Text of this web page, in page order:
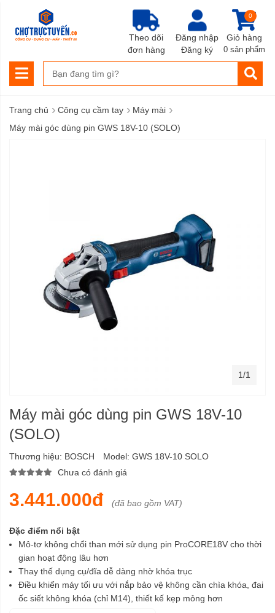
Đăng nhập
Đăng ký
Giỏ hàng
0
0 sản phẩm
Theo dõi
đơn hàng
Trang chủ › Công cụ cầm tay › Máy mài ›
Máy mài góc dùng pin GWS 18V-10 (SOLO)
Máy mài góc dùng pin GWS 18V-10
(SOLO)
Thương hiệu: BOSCH Model: GWS 18V-10 SOLO
Chưa có đánh giá
3.441.000đ (đã bao gồm VAT)
Đặc điểm nổi bật
Mô-tơ không chổi than mới sử dụng pin ProCORE18V cho thời
gian hoạt động lâu hơn
Thay thế dụng cụ/đĩa dễ dàng nhờ khóa trục
Điều khiển máy tối ưu với nắp bảo vệ không cần chìa khóa, đai
ốc siết không khóa (chỉ M14), thiết kế kẹp mỏng hơn
1/1